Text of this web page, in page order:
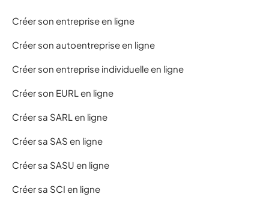
Créer son entreprise en ligne
Créer son autoentreprise en ligne
Créer son entreprise individuelle en ligne
Créer son EURL en ligne
Créer sa SARL en ligne
Créer sa SAS en ligne
Créer sa SASU en ligne
Créer sa SCI en ligne